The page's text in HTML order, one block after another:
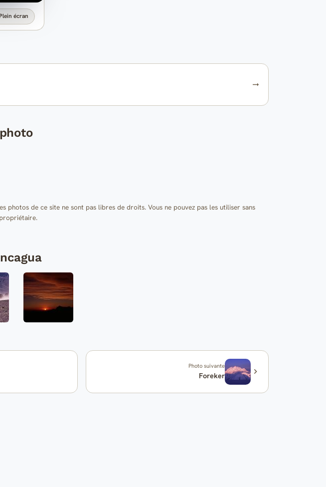
écran
photos de ce site ne sont pas libres de droits. Vous ne pouvez pas les utiliser sans
Photo suivante
Foreker